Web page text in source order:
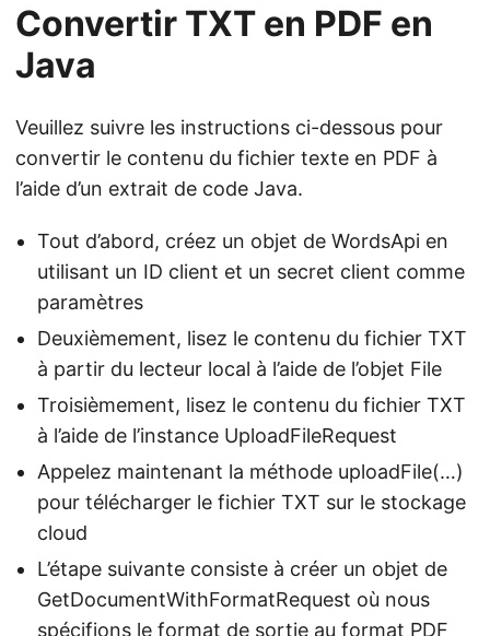
Convertir TXT en PDF en
Java
Veuillez suivre les instructions ci-dessous pour
convertir le contenu du fichier texte en PDF à
l’aide d’un extrait de code Java.
Tout d’abord, créez un objet de WordsApi en
utilisant un ID client et un secret client comme
paramètres
Deuxièmement, lisez le contenu du fichier TXT
à partir du lecteur local à l’aide de l’objet File
Troisièmement, lisez le contenu du fichier TXT
à l’aide de l’instance UploadFileRequest
Appelez maintenant la méthode uploadFile(…)
pour télécharger le fichier TXT sur le stockage
cloud
L’étape suivante consiste à créer un objet de
GetDocumentWithFormatRequest où nous
spécifions le format de sortie au format PDF